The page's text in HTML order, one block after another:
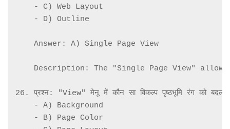
    - C) Web Layout
    - D) Outline
    Answer: A) Single Page View
Description: The "Single Page View"
26. प्रश्न: "View" मेनू में कौन सा विकल्प पृष्ठभूमि रंग को
    - A) Background
    - B) Page Color